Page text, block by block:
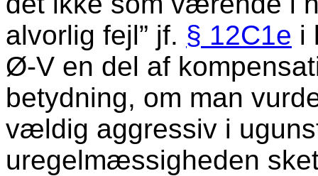
alvorlig fejl” jf. § 12C1e i
Ø-V en del af
betydning, om man
vældig aggressiv i
uregelmæssigheden